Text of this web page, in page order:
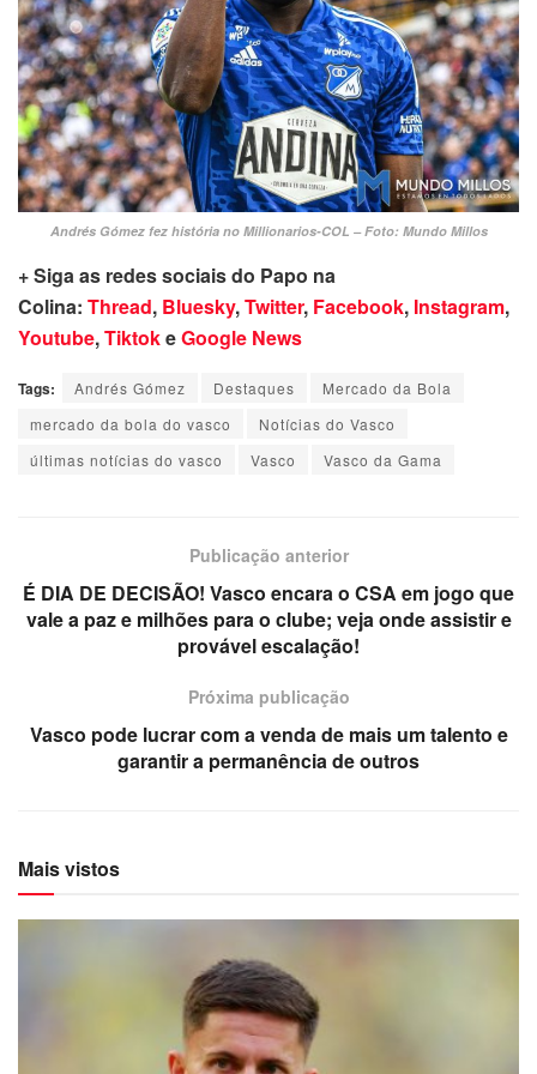
Andrés Gómez fez história no Millionarios-COL – Foto: Mundo Millos
+ Siga as redes sociais do Papo na
Colina: Thread, Bluesky,Twitter, Facebook, Instagram,
Youtube,TiktokeGoogle News
Tags: Andrés Gómez Destaques
Mercado da Bola
mercado da bola do vasco
Notícias do Vasco
últimas notícias do vasco
Vasco Vasco da Gama
Publicação anterior
É DIA DE DECISÃO! Vasco encara o CSA em jogo que
vale a paz e milhões para o clube; veja onde assistir e
provável escalação!
Próxima publicação
Vasco pode lucrar com a venda de mais um talento e
garantir a permanência de outros
Mais vistos